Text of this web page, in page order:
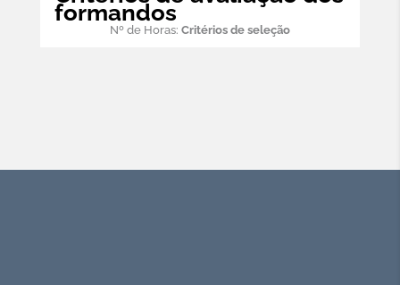
formandos
Nº de Horas: Critérios de seleção